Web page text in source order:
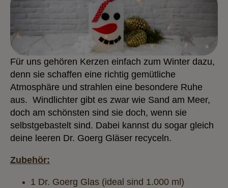
Für uns gehören Kerzen einfach zum Winter dazu,
denn sie schaffen eine richtig gemütliche
Atmosphäre und strahlen eine besondere Ruhe
aus. Windlichter gibt es zwar wie Sand am Meer,
doch am schönsten sind sie doch, wenn sie
selbstgebastelt sind. Dabei kannst du sogar gleich
deine leeren Dr. Goerg Gläser recyceln.
Zubehör:
1 Dr. Goerg Glas (ideal sind 1.000 ml)